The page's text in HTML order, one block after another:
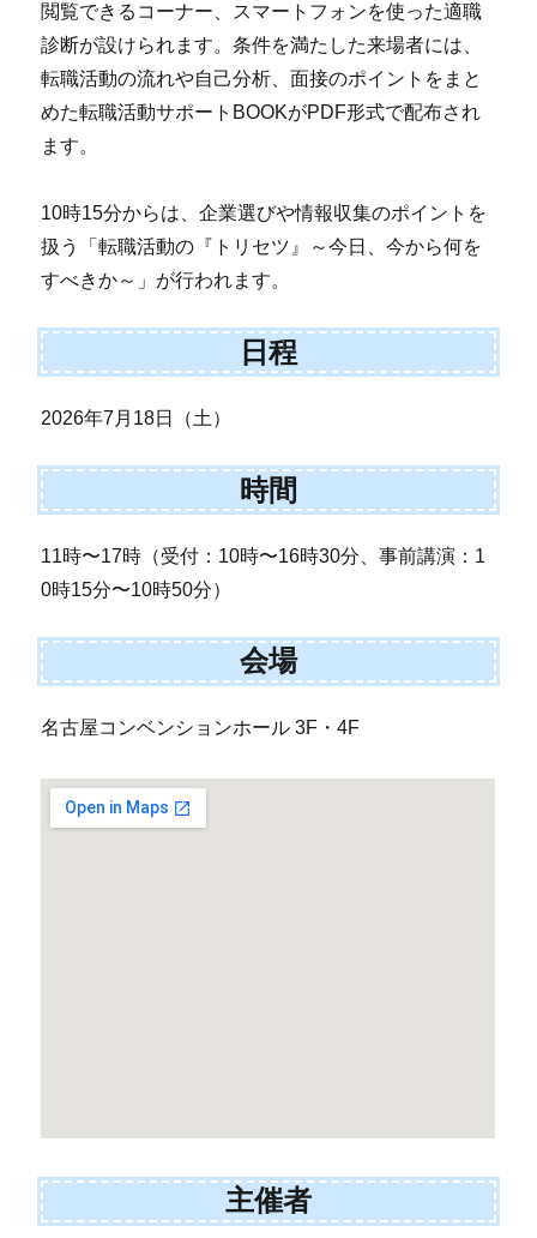
閲覧できるコーナー、スマートフォンを使った適職
診断が設けられます。条件を満たした来場者には、
転職活動の流れや自己分析、面接のポイントをまと
めた転職活動サポートBOOKがPDF形式で配布され
ます。
10時15分からは、企業選びや情報収集のポイントを
扱う「転職活動の『トリセツ』～今日、今から何を
すべきか～」が行われます。
日程
2026年7月18日（土）
時間
11時〜17時（受付：10時〜16時30分、事前講演：1
0時15分〜10時50分）
会場
名古屋コンベンションホール 3F・4F
主催者